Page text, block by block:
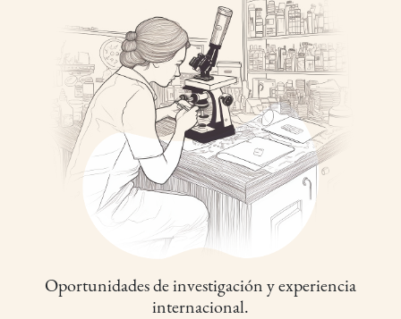
Oportunidades de investigación y experiencia
internacional.